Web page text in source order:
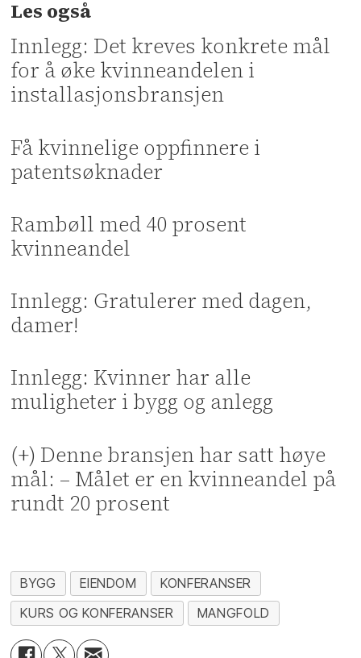
Les også
Innlegg: Det kreves konkrete mål
for å øke kvinneandelen i
installasjonsbransjen
Få kvinnelige oppfinnere i
patentsøknader
Rambøll med 40 prosent
kvinneandel
Innlegg: Gratulerer med dagen,
damer!
Innlegg: Kvinner har alle
muligheter i bygg og anlegg
(+) Denne bransjen har satt høye
mål: – Målet er en kvinneandel på
rundt 20 prosent
BYGG EIENDOM
KONFERANSER
KURS OG KONFERANSER
MANGFOLD